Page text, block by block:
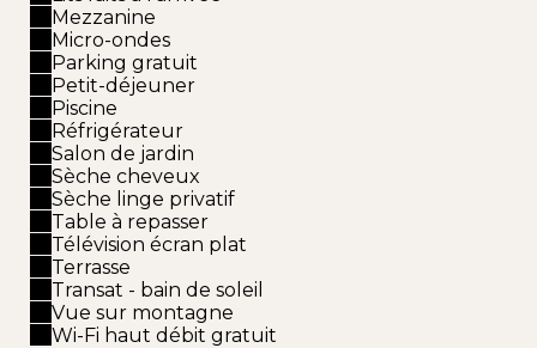
Mezzanine
Micro-ondes
Parking gratuit
Petit-déjeuner
Piscine
Réfrigérateur
Salon de jardin
Sèche cheveux
Sèche linge privatif
Table à repasser
Télévision écran plat
Terrasse
Transat - bain de soleil
Vue sur montagne
Wi-Fi haut débit gratuit